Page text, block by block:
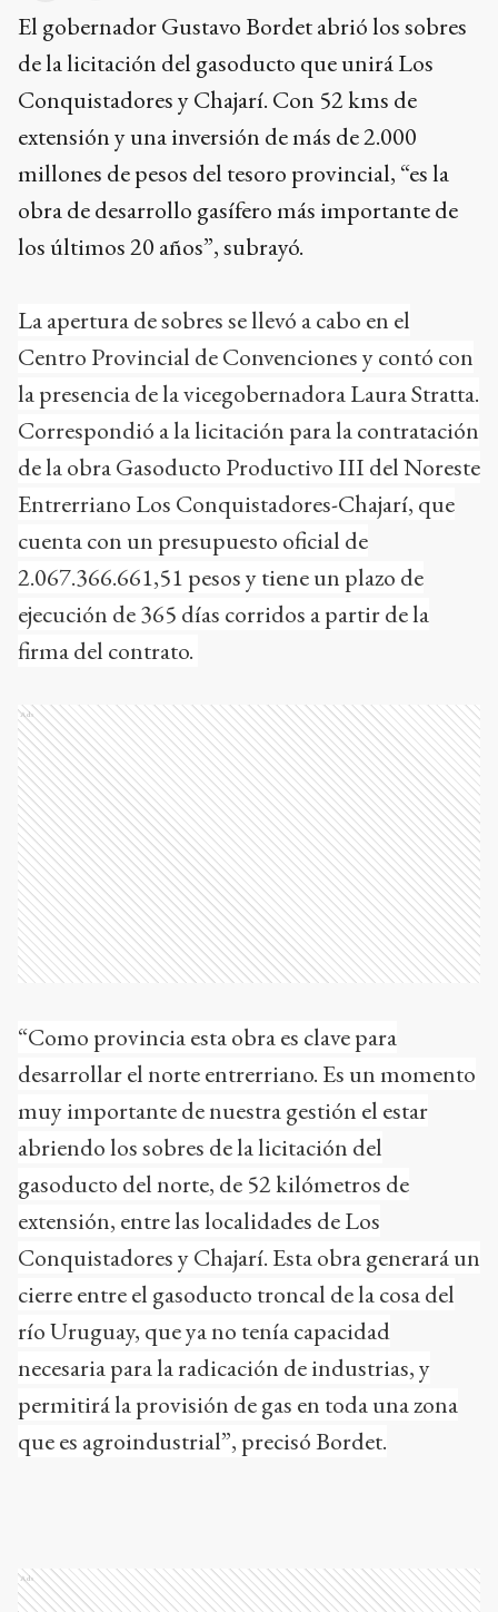
El gobernador Gustavo Bordet abrió los sobres
de la licitación del gasoducto que unirá Los
Conquistadores y Chajarí. Con 52 kms de
extensión y una inversión de más de 2.000
millones de pesos del tesoro provincial, “es la
obra de desarrollo gasífero más importante de
los últimos 20 años”, subrayó.
La apertura de sobres se llevó a cabo en el
Centro Provincial de Convenciones y contó con
la presencia de la vicegobernadora Laura Stratta.
Correspondió a la licitación para la contratación
de la obra Gasoducto Productivo III del Noreste
Entrerriano Los Conquistadores-Chajarí, que
cuenta con un presupuesto oficial de
2.067.366.661,51 pesos y tiene un plazo de
ejecución de 365 días corridos a partir de la
firma del contrato.
Ads
“Como provincia esta obra es clave para
desarrollar el norte entrerriano. Es un momento
muy importante de nuestra gestión el estar
abriendo los sobres de la licitación del
gasoducto del norte, de 52 kilómetros de
extensión, entre las localidades de Los
Conquistadores y Chajarí. Esta obra generará un
cierre entre el gasoducto troncal de la cosa del
río Uruguay, que ya no tenía capacidad
necesaria para la radicación de industrias, y
permitirá la provisión de gas en toda una zona
que es agroindustrial”, precisó Bordet.
Ads